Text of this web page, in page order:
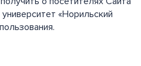
«Норильский